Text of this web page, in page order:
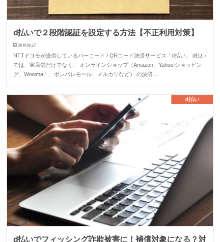
d払いで２段階認証を設定する方法【不正利用対策】
2019.08.27
NTTドコモが提供しているバーコード / QRコード決済サービス「d払い」 d払い
では、実店舗だけでなく、 オンラインショップ（Amazon、Yahoo!ショッピン
グ、Wowma！、ポンパレモール、メルカリなど） の決済…
d払い
d払いでフィッシング詐欺被害に！補償対象になる？対